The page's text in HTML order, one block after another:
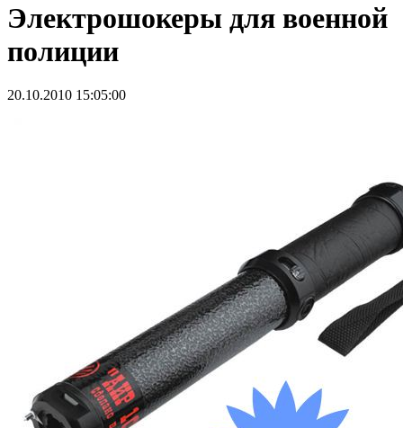
Электрошокеры для военной
полиции
20.10.2010 15:05:00